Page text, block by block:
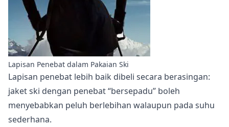
Lapisan Penebat dalam Pakaian Ski
Lapisan penebat lebih baik dibeli secara berasingan:
jaket ski dengan penebat “bersepadu” boleh
menyebabkan peluh berlebihan walaupun pada suhu
sederhana.